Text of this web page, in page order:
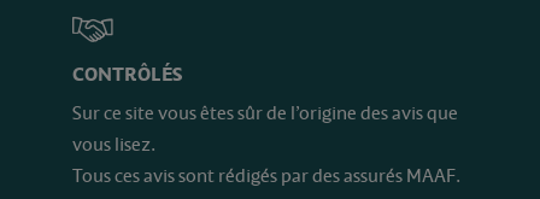
CONTRÔLÉS
Sur ce site vous êtes sûr de l’origine des avis que
vous lisez.
Tous ces avis sont rédigés par des assurés MAAF.